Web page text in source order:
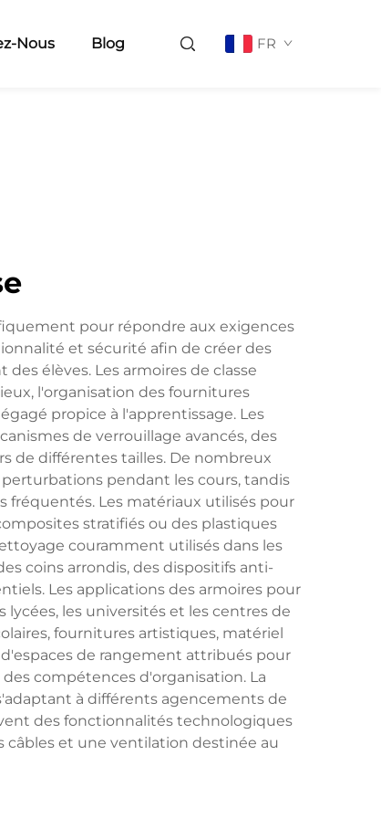
Nous Blog FR
pour répondre aux exigences
et sécurité afin de créer des
élèves. Les armoires de classe
l'organisation des fournitures
propice à l'apprentissage. Les
de verrouillage avancés, des
de différentes tailles. De nombreux
pendant les cours, tandis
Les matériaux utilisés pour
stratifiés ou des plastiques
couramment utilisés dans les
coins arrondis, des dispositifs anti-
Les applications des armoires pour
les universités et les centres de
fournitures artistiques, matériel
de rangement attribués pour
compétences d'organisation. La
à différents agencements de
des fonctionnalités technologiques
câbles et une ventilation destinée au